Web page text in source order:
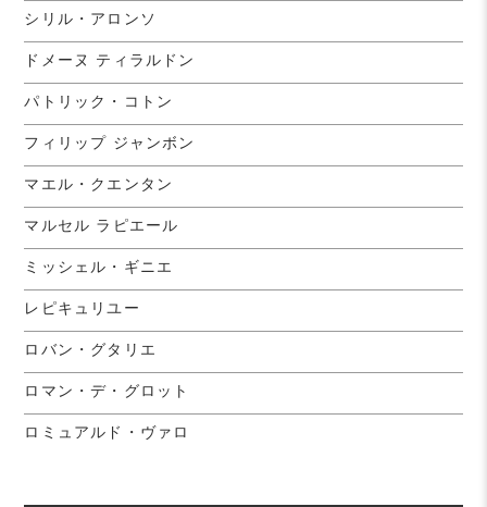
シリル・アロンソ
ドメーヌ ティラルドン
パトリック・コトン
フィリップ ジャンボン
マエル・クエンタン
マルセル ラピエール
ミッシェル・ギニエ
レピキュリユー
ロバン・グタリエ
ロマン・デ・グロット
ロミュアルド・ヴァロ